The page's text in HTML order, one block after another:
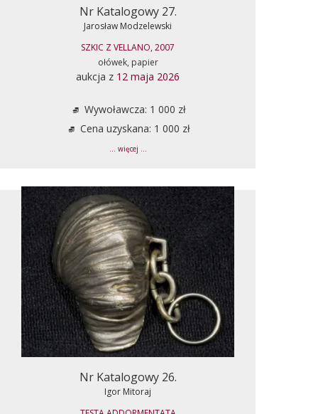
Nr Katalogowy 27.
Jarosław Modzelewski
SZKIC Z VELLANO, 2007
ołówek, papier
aukcja z 12 maja 2026
Wywoławcza: 1 000 zł
Cena uzyskana: 1 000 zł
... więcej ...
Nr Katalogowy 26.
Igor Mitoraj